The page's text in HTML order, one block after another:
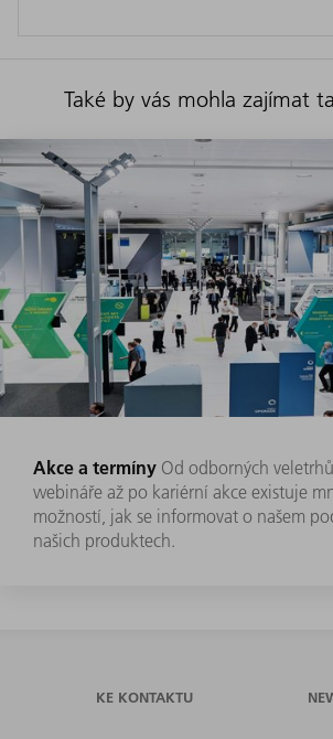
Také by vás mohla zajímat
Akce a termíny Od odborných
webináře až po kariérní akce existuje
možností, jak se informovat o našem
našich produktech.
KE KONTAKTU